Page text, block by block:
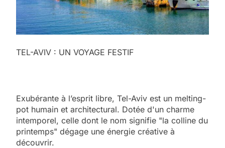
TEL-AVIV : UN VOYAGE FESTIF
Exubérante à l’esprit libre, Tel-Aviv est un melting-
pot humain et architectural. Dotée d'un charme
intemporel, celle dont le nom signifie "la colline du
printemps" dégage une énergie créative à
découvrir.